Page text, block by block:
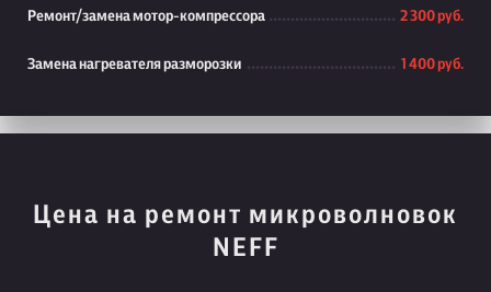
Ремонт/замена мотор-компрессора 2 300 руб.
Замена нагревателя разморозки 1 400 руб.
Цена на ремонт микроволновок
NEFF